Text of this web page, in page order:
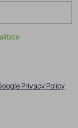
Privacy Policy